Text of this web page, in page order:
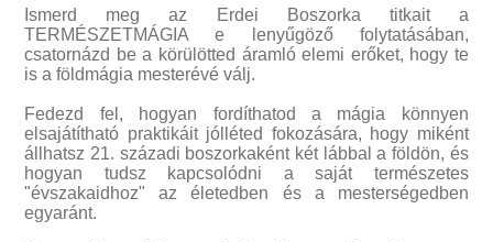
Ismerd meg az Erdei Boszorka titkait a
TERMÉSZETMÁGIA e lenyűgöző folytatásában,
csatornázd be a körülötted áramló elemi erőket, hogy te
is a földmágia mesterévé válj.
Fedezd fel, hogyan fordíthatod a mágia könnyen
elsajátítható praktikáit jólléted fokozására, hogy miként
állhatsz 21. századi boszorkaként két lábbal a földön, és
hogyan tudsz kapcsolódni a saját természetes
"évszakaidhoz" az életedben és a mesterségedben
egyaránt.